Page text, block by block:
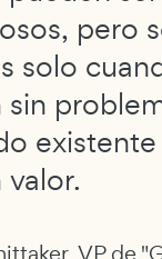
pero
solo